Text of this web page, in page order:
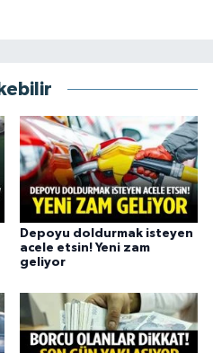
Depoyu doldurmak isteyen
acele etsin! Yeni zam
geliyor